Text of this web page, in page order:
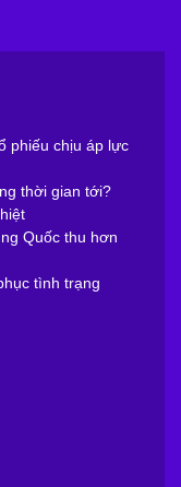
phiếu chịu áp lực
thời gian tới?
Quốc thu hơn
tình trạng